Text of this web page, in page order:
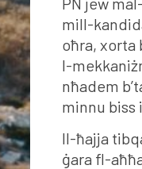
mill-
oħra, xorta
l-
nħadem
minnu
Il-ħajja
ġara fl-